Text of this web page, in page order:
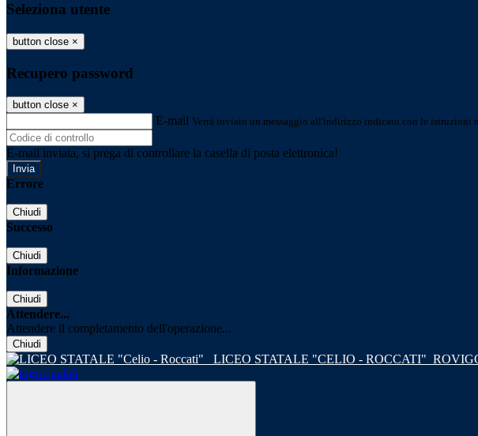
Seleziona utente
button close ×
Recupero password
button close ×
E-mail Verrà inviato un messaggio all'indirizzo indicato con le istruzioni
E-mail inviata, si prega di controllare la casella di posta elettronica!
Errore
Chiudi
Successo
Chiudi
Informazione
Chiudi
Attendere...
Attendere il completamento dell'operazione...
Chiudi
LICEO STATALE "CELIO - ROCCATI"